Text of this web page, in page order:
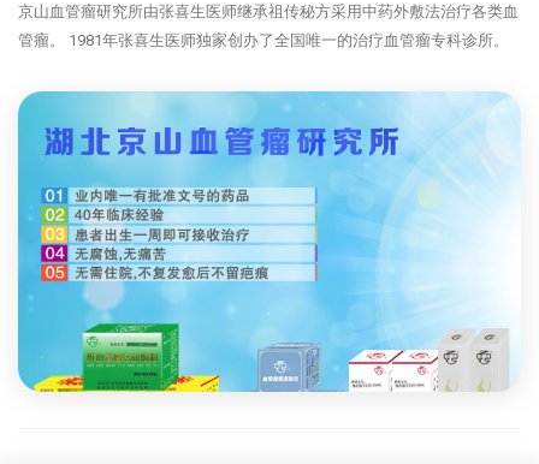
京山血管瘤研究所由张喜生医师继承祖传秘方采用中药外敷法治疗各类血
管瘤。 1981年张喜生医师独家创办了全国唯一的治疗血管瘤专科诊所。